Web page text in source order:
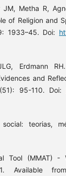
JM, Metha R,
of Religion and
1933–45. Doi:
Erdmann
and
95-110. Doi:
social: teorias,
Tool (MMAT) -
Available